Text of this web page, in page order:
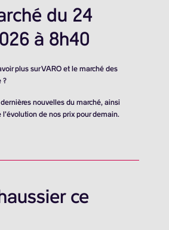
du 24
à 8h40
plus sur VARO et le marché des
?
nouvelles du marché, ainsi
de nos prix pour demain.
ce